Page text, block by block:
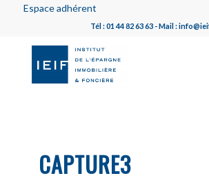
Espace adhérent
Tél : 01 44 82 63 63 - Mail :
CAPTURE3